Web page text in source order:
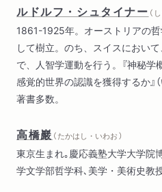
ルドルフ・シュタイナー （
1861-1925年。オーストリアの
して樹立。のち、スイスにおい
で、人智学運動を行う。『神秘学
感覚的世界の認識を獲得するか』
著書多数。
高橋巖 （ たかはし・いわお ）
東京生まれ｡慶応義塾大学大学院
学文学部哲学科､美学・美術史教